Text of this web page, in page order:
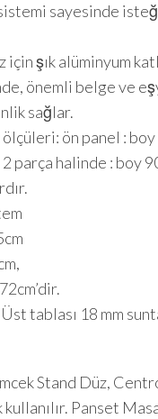
sayesinde
şık alüminyum
önemli belge ve
sağlar.
ön panel : boy
parça halinde : boy
tablası 18 mm
Stand Düz,
Panset